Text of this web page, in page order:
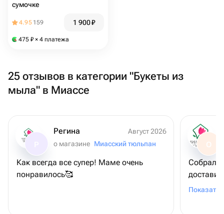
сумочке
4.95 159 1 900₽
475 ₽ × 4 платежа
25 отзывов в категории "Букеты из
мыла" в Миассе
Регина
Август 2026
о магазине Миасский тюльпан
Как всегда все супер! Маме очень
понравилось🥰
О
Собрали
вашу
Показать